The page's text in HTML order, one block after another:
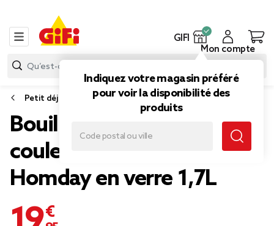
GIFI
Indiquez votre magasin préféré
pour voir la disponibilité des
produits
Mon compte
Petit déjeuner
Bouilloire LED sans fil
couleurs variables
Homday en verre 1,7L
19,95 €